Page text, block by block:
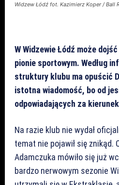
Widzew Łódź fot. Kazimierz Koper / Ball
W Widzewie Łódź może
pionie sportowym. Według
struktury klubu ma opuścić
istotna wiadomość, bo od
odpowiadających za
Na razie klub nie wydał
temat nie pojawił się znikąd.
Adamczuka mówiło się już
bardzo nerwowym sezonie